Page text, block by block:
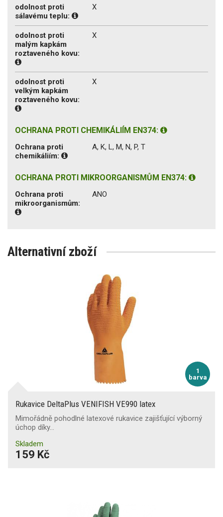
odolnost proti
sálavému teplu:
X
odolnost proti
malým kapkám
roztaveného kovu:
X
odolnost proti
velkým kapkám
roztaveného kovu:
X
OCHRANA PROTI CHEMIKÁLIÍM EN374:
Ochrana proti
chemikáliím:
A, K, L, M, N, P, T
OCHRANA PROTI MIKROORGANISMŮM EN374:
Ochrana proti
mikroorganismům:
ANO
Alternativní zboží
1
barva
Rukavice DeltaPlus VENIFISH VE990 latex
Mimořádně pohodlné latexové rukavice zajišťující výborný
úchop díky…
Skladem
159 Kč